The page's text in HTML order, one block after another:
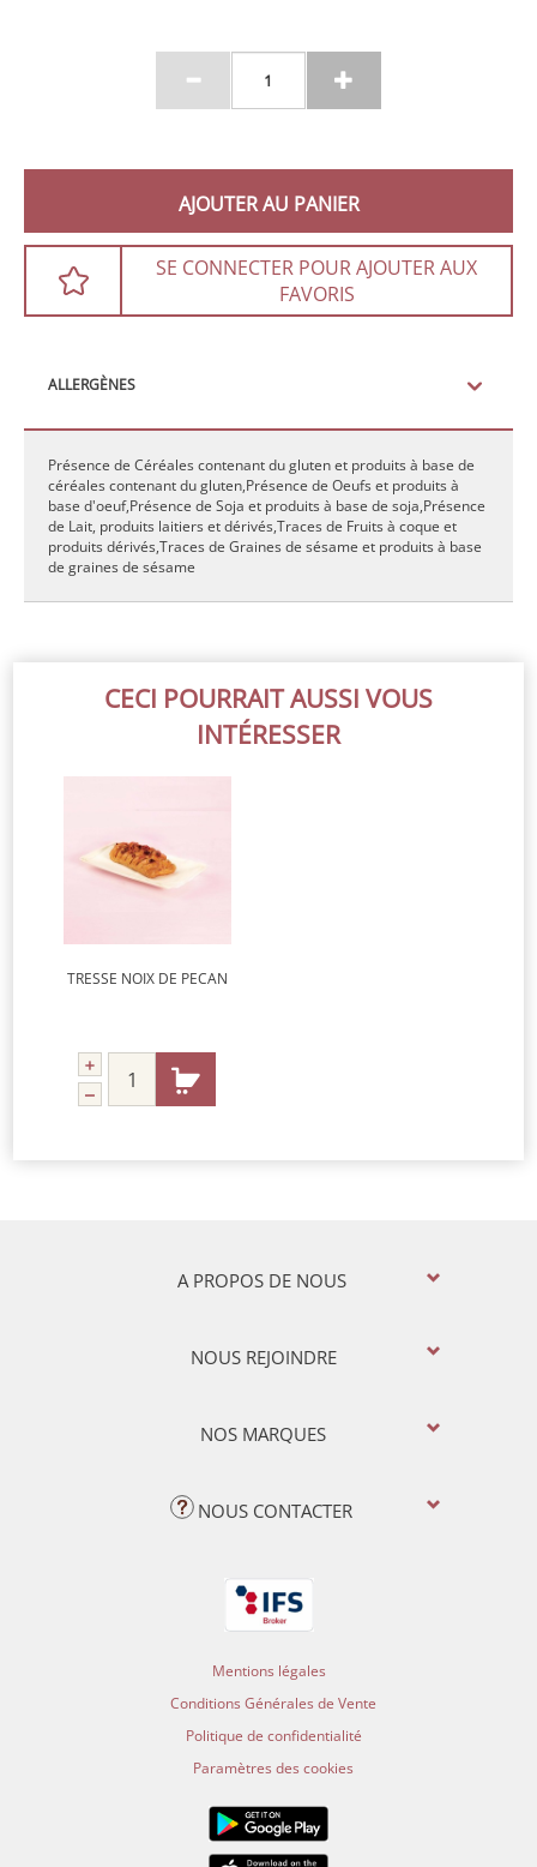
AJOUTER AU PANIER
SE CONNECTER POUR AJOUTER AUX
FAVORIS
ALLERGÈNES
Présence de Céréales contenant du gluten et produits à base de
céréales contenant du gluten,Présence de Oeufs et produits à
base d'oeuf,Présence de Soja et produits à base de soja,Présence
de Lait, produits laitiers et dérivés,Traces de Fruits à coque et
produits dérivés,Traces de Graines de sésame et produits à base
de graines de sésame
CECI POURRAIT AUSSI VOUS
INTÉRESSER
TRESSE NOIX DE PECAN
A PROPOS DE NOUS
NOUS REJOINDRE
NOS MARQUES
NOUS CONTACTER
Mentions légales
Conditions Générales de Vente
Politique de confidentialité
Paramètres des cookies